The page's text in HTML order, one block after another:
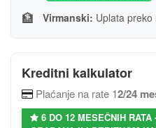
🏦 Virmanski: Uplata
Kreditni kalkulator
Plaćanje na rate 12/24
6 DO 12 MESEČNIH